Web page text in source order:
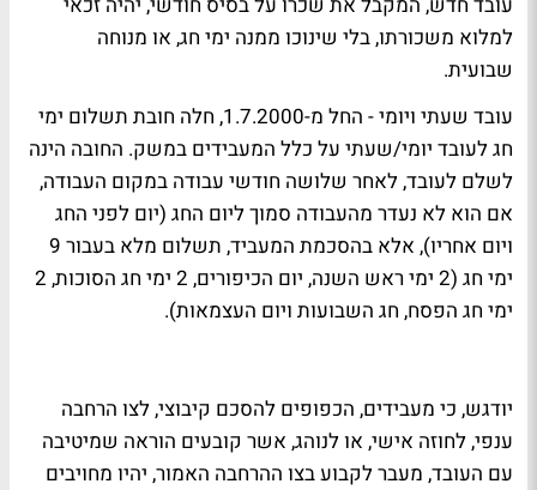
למלוא משכורתו, בלי שינוכו ממנה ימי חג, או מנוחה
שבועית.
עובד שעתי ויומי - החל מ-1.7.2000, חלה חובת תשלום ימי
חג לעובד יומי/שעתי על כלל המעבידים במשק. החובה הינה
לשלם לעובד, לאחר שלושה חודשי עבודה במקום העבודה,
אם הוא לא נעדר מהעבודה סמוך ליום החג (יום לפני החג
ויום אחריו), אלא בהסכמת המעביד, תשלום מלא בעבור 9
ימי חג (2 ימי ראש השנה, יום הכיפורים, 2 ימי חג הסוכות, 2
ימי חג הפסח, חג השבועות ויום העצמאות).
יודגש, כי מעבידים, הכפופים להסכם קיבוצי, לצו הרחבה
ענפי, לחוזה אישי, או לנוהג, אשר קובעים הוראה שמיטיבה
עם העובד, מעבר לקבוע בצו ההרחבה האמור, יהיו מחויבים